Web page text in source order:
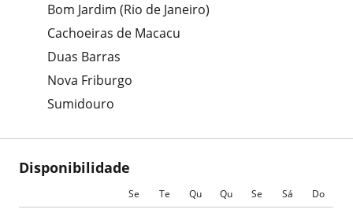
Bom Jardim (Rio de Janeiro)
Cachoeiras de Macacu
Duas Barras
Nova Friburgo
Sumidouro
Disponibilidade
Se Te Qu Qu Se Sá Do